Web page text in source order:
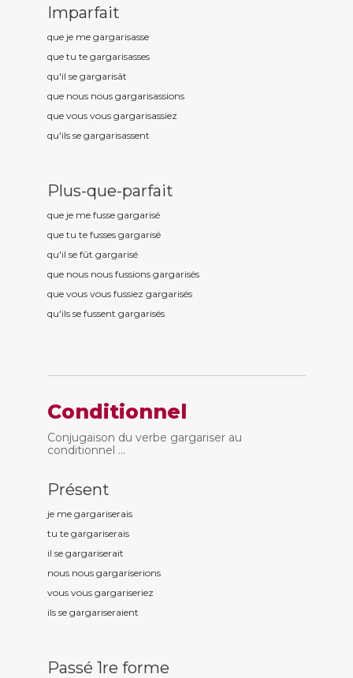
Imparfait
que je me gargarisasse
que tu te gargarisasses
qu'il se gargarisât
que nous nous gargarisassions
que vous vous gargarisassiez
qu'ils se gargarisassent
Plus-que-parfait
que je me fusse gargarisé
que tu te fusses gargarisé
qu'il se fût gargarisé
que nous nous fussions gargarisés
que vous vous fussiez gargarisés
qu'ils se fussent gargarisés
Conditionnel
Conjugaison du verbe gargariser au
conditionnel ...
Présent
je me gargariserais
tu te gargariserais
il se gargariserait
nous nous gargariserions
vous vous gargariseriez
ils se gargariseraient
Passé 1re forme